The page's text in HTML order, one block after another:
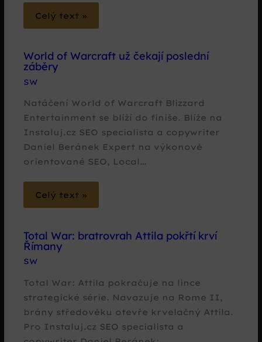
Celý text »
World of Warcraft už čekají poslední
záběry
SW
Natáčení World of Warcraft Blizzard
Entertainment se blíží do finiše. Blíže na
Instaluj.cz SEO specialista a copywriter
Daniel Beránek Expert na výkonově
orientované SEO, Local…
Celý text »
Total War: bratrovrah Attila pokřtí krví
Římany
SW
Total War: Attila pokračuje na lince
strategické série. Navazuje na Rome II,
brány středověku otevře krvelačný Attila.
Pro Instaluj.cz SEO specialista a